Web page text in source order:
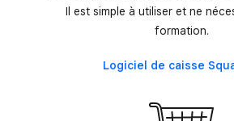
Il est simple à utiliser et ne
formation.
Logiciel de caisse